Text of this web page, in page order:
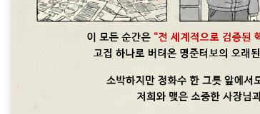
Nissan GT-R 터
터보관련문의: